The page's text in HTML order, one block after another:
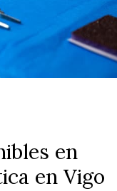
en
en Vigo